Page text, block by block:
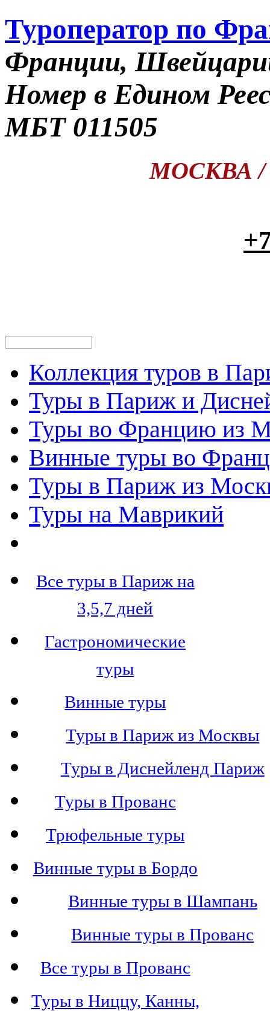
Туроператор по
Франции,
Номер в Едином
МБТ 011505
МОСКВА /
Коллекция туров в
Туры в Париж и
Туры во Францию из
Винные туры во
Туры в Париж из
Туры на Маврикий
Все туры в Париж на
3,5,7 дней
Гастрономические
туры
Винные туры
Туры в Париж из Москвы
Туры в Диснейленд Париж
Туры в Прованс
Трюфельные туры
Винные туры в Бордо
Винные туры в Шампань
Винные туры в Прованс
Все туры в Прованс
Туры в Ниццу, Канны,